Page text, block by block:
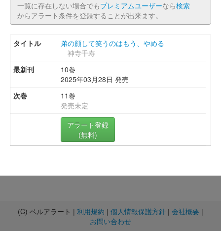
一覧に存在しない場合でもプレミアムユーザーなら検索
からアラート条件を登録することが出来ます。
弟の顔して笑うのはもう、やめる
神寺千寿
10巻
2025年03月28日 発売
11巻
発売未定
アラート登録
(無料)
(C) ベルアラート | 利用規約 | 個人情報保護方針 | 会社概要 |
お問い合わせ